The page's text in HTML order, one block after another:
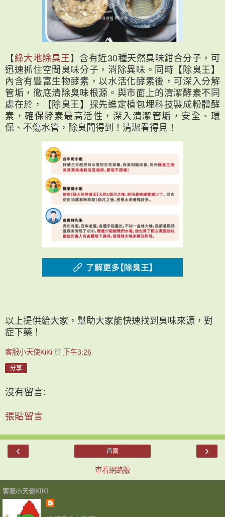
【綠大地除臭王】含有近30種天然臭味鉗合分子，可
迅速抓住空間臭味分子，消除異味。同時【除臭王】
內含有豐富生物酵素，以水活化酵素後，可深入分解
管垢，徹底清除臭味根源。與市面上的清潔酵素不同
處在於，【除臭王】採先進定植包埋科技製成粉體酵
素，確保酵素最高活性，深入清潔管垢，安全、環
保、不傷水管，除臭聞得到！清潔看得見！
以上提供給大家，幫助大家能快速找到臭味來源，對
症下藥！
客服小天使KiKi 於 下午3:26
分享
沒有留言:
張貼留言
‹ ›
首頁
查看網路版
客服小天使KIKI